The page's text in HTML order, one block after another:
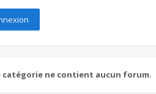
catégorie ne contient aucun forum.